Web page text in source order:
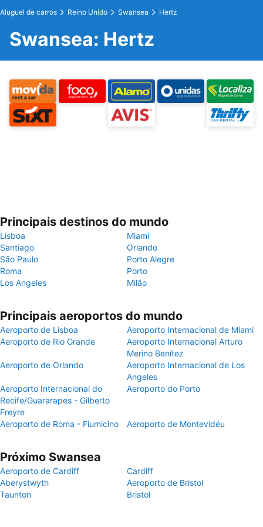
Aluguel de carros Reino Unido Swansea Hertz
Swansea: Hertz
Principais destinos do mundo
Lisboa
Miami
Santiago
Orlando
São Paulo
Porto Alegre
Roma
Porto
Los Angeles
Milão
Principais aeroportos do mundo
Aeroporto de Lisboa
Aeroporto Internacional de Miami
Aeroporto de Rio Grande
Aeroporto Internacional Arturo
Merino Benítez
Aeroporto de Orlando
Aeroporto Internacional de Los
Angeles
Aeroporto Internacional do
Recife/Guararapes - Gilberto
Freyre
Aeroporto do Porto
Aeroporto de Roma - Fiumicino Aeroporto de Montevidéu
Próximo Swansea
Aeroporto de Cardiff
Cardiff
Aberystwyth
Aeroporto de Bristol
Taunton
Bristol